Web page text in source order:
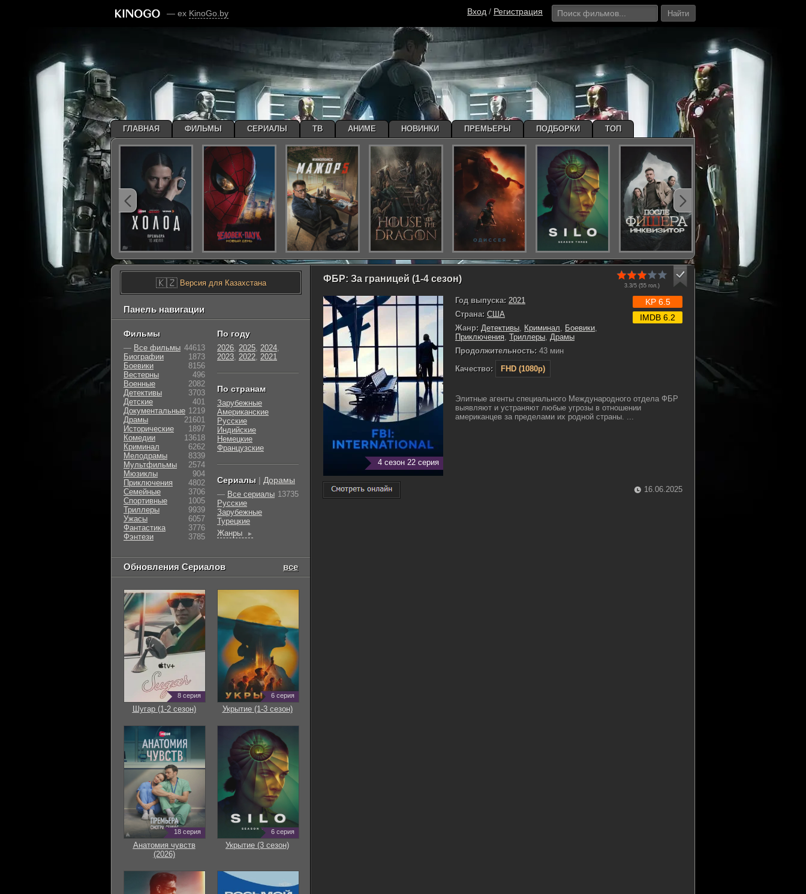
— ex KinoGo.by Вход / Регистрация Найти
ФБР: За границей (1-4 сезон)
3.3/5 (55 гол.)
4 сезон 22 серия
Год выпуска: 2021
Страна: США
Жанр: Детективы, Криминал, Боевики,
Приключения, Триллеры, Драмы
Продолжительность: 43 мин
Качество:
FHD (1080p)
KP 6.5
IMDB 6.2
Элитные агенты специального Международного отдела ФБР
выявляют и устраняют любые угрозы в отношении
американцев за пределами их родной страны. ...
16.06.2025
🇰🇿Версия для Казахстана
Панель навигации
Фильмы
— Все фильмы 44613
Биографии
1873
Боевики
8156
Вестерны
496
Военные
2082
Детективы
3703
Детские
401
Документальные 1219
Драмы
21601
Исторические
1897
Комедии
13618
Криминал
6262
Мелодрамы
8339
Мультфильмы
2574
Мюзиклы
904
Приключения
4802
Семейные
3706
Cпортивные
1005
Триллеры
9939
Ужасы
6057
Фантастика
3776
Фэнтези
3785
По году
2026, 2025, 2024,
2023, 2022, 2021
По странам
Зарубежные
Американские
Русские
Индийские
Немецкие
Французские
Сериалы | Дорамы
— Все сериалы 13735
Русские
Зарубежные
Турецкие
Жанры
►
Обновления Сериалов все
8 серия
Шугар (1-2 сезон)
6 серия
Укрытие (1-3 сезон)
18 серия
Анатомия чувств
(2026)
6 серия
Укрытие (3 сезон)
ГЛАВНАЯ ФИЛЬМЫ СЕРИАЛЫ ТВ АНИМЕ НОВИНКИ ПРЕМЬЕРЫ ПОДБОРКИ ТОП